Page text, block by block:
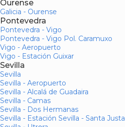
Ourense
Galicia - Ourense
Pontevedra
Pontevedra - Vigo
Pontevedra - Vigo Pol. Caramuxo
Vigo - Aeropuerto
Vigo - Estación Guixar
Sevilla
Sevilla
Sevilla - Aeropuerto
Sevilla - Alcalá de Guadaira
Sevilla - Camas
Sevilla - Dos Hermanas
Sevilla - Estación Sevilla - Santa Justa